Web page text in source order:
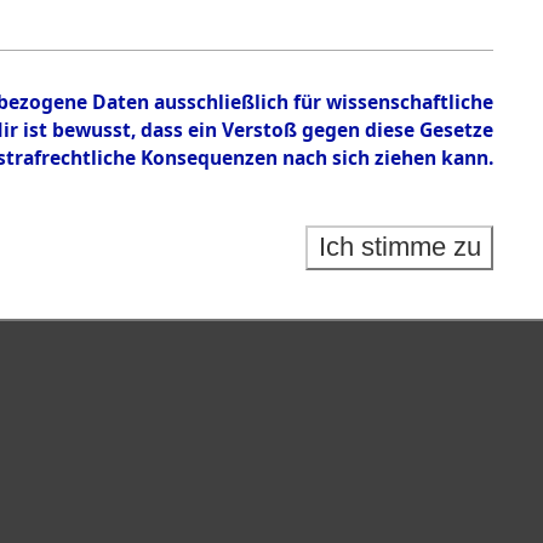
Daten ausschließlich für wissenschaftliche
bewusst, dass ein Verstoß gegen diese Gesetze
Konsequenzen nach sich ziehen kann.
Ich stimme zu